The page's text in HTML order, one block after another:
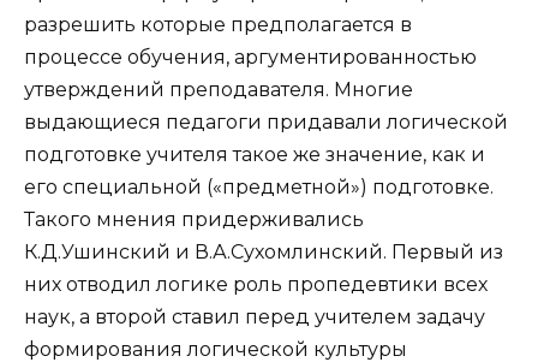
разрешить которые предполагается в
процессе обучения, аргументированностью
утверждений преподавателя. Многие
выдающиеся педагоги придавали логической
подготовке учителя такое же значение, как и
его специальной («предметной») подготовке.
Такого мнения придерживались
К.Д.Ушинский и В.А.Сухомлинский. Первый из
них отводил логике роль пропедевтики всех
наук, а второй ставил перед учителем задачу
формирования логической культуры